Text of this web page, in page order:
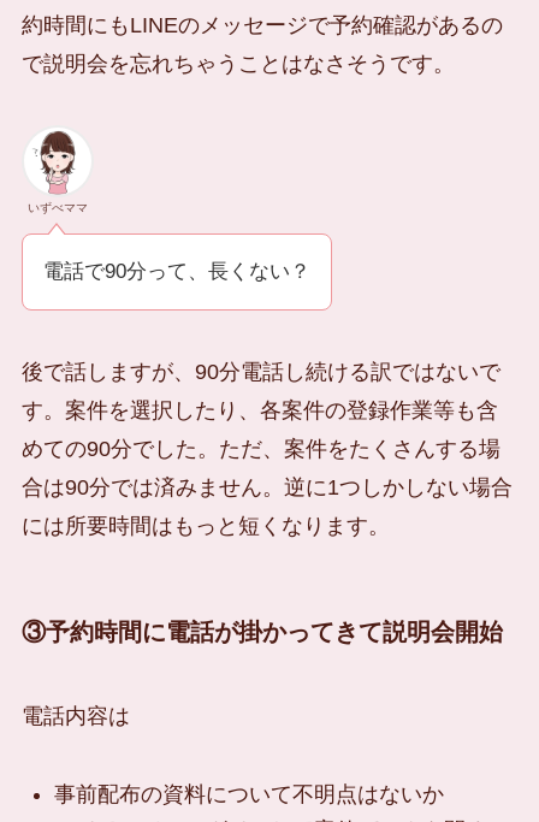
約時間にもLINEのメッセージで予約確認があるの
で説明会を忘れちゃうことはなさそうです。
いずべママ
電話で90分って、長くない？
後で話しますが、90分電話し続ける訳ではないで
す。案件を選択したり、各案件の登録作業等も含
めての90分でした。ただ、案件をたくさんする場
合は90分では済みません。逆に1つしかしない場合
には所要時間はもっと短くなります。
③予約時間に電話が掛かってきて説明会開始
電話内容は
事前配布の資料について不明点はないか